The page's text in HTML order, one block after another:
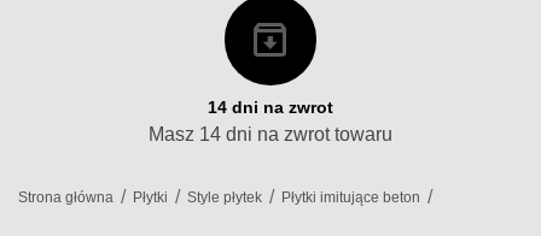
14 dni na zwrot
Masz 14 dni na zwrot towaru
Strona główna / Płytki / Style płytek / Płytki imitujące beton /